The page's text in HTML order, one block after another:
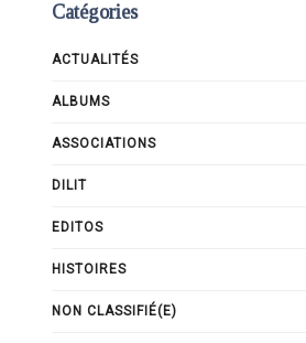
Catégories
ACTUALITÉS
ALBUMS
ASSOCIATIONS
DILIT
EDITOS
HISTOIRES
NON CLASSIFIÉ(E)